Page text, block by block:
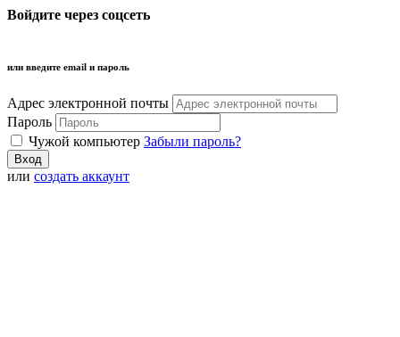
Войдите через соцсеть
или введите email и пароль
Адрес электронной почты
Пароль
Чужой компьютер Забыли пароль?
или создать аккаунт